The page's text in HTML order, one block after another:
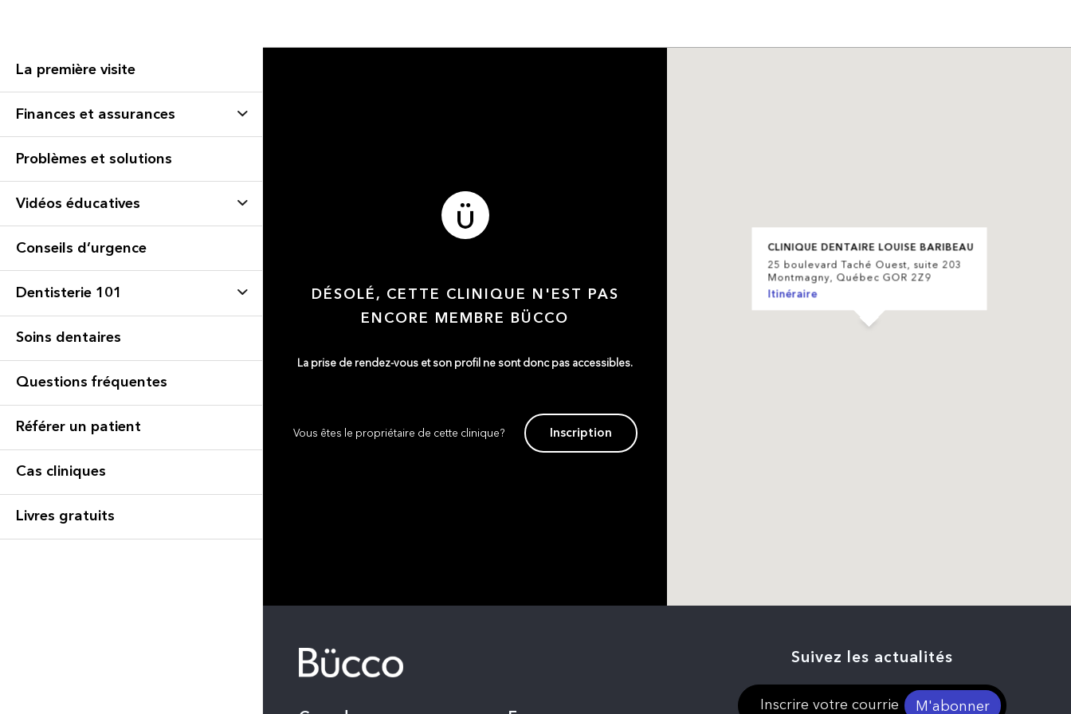
La première visite
Finances et assurances
Problèmes et solutions
Vidéos éducatives
Conseils d’urgence
Dentisterie 101
Soins dentaires
Questions fréquentes
Référer un patient
Cas cliniques
Livres gratuits
DÉSOLÉ, CETTE CLINIQUE N'EST PAS
ENCORE MEMBRE BÜCCO
La prise de rendez-vous et son profil ne sont donc pas accessibles.
Vous êtes le propriétaire de cette clinique? Inscription
CLINIQUE DENTAIRE LOUISE BARIBEAU
25 boulevard Taché Ouest, suite 203
Montmagny, Québec GOR 2Z9
Itinéraire
Suivez les actualités
M'abonner